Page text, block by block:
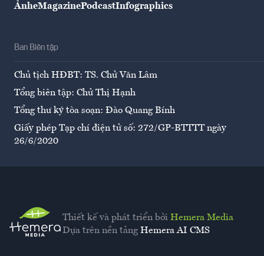
ẢnheMagazinePodcastInfographics
Ban Biên tập
Chủ tịch HĐBT: TS. Chử Văn Lâm
Tổng biên tập: Chử Thị Hạnh
Tổng thư ký tòa soạn: Đào Quang Bính
Giấy phép Tạp chí điện tử số: 272/GP-BTTTT ngày
26/6/2020
Thiết kế và phát triển bởi Hemera Media
Dựa trên nền tảng Hemera AI CMS